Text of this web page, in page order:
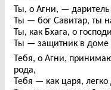
Ты, о Агни, — даритель
Ты — бог Савитар, ты
Ты, как Бхага, о
Ты — защитник в доме
Тебя, о Агни,
рода,
Тебя — как царя, легко